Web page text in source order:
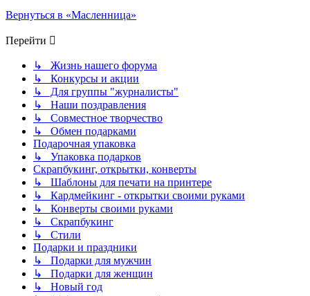
Вернуться в «Масленница»
Перейти
↳ Жизнь нашего форума
↳ Конкурсы и акции
↳ Для группы "журналисты"
↳ Наши поздравления
↳ Совместное творчество
↳ Обмен подарками
Подарочная упаковка
↳ Упаковка подарков
Скрапбукинг, открытки, конверты
↳ Шаблоны для печати на принтере
↳ Кардмейкинг - открытки своими руками
↳ Конверты своими руками
↳ Скрапбукинг
↳ Стили
Подарки и праздники
↳ Подарки для мужчин
↳ Подарки для женщин
↳ Новый год